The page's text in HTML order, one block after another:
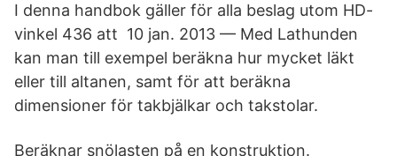
I denna handbok gäller för alla beslag utom HD-
vinkel 436 att 10 jan. 2013 — Med Lathunden
kan man till exempel beräkna hur mycket läkt
eller till altanen, samt för att beräkna
dimensioner för takbjälkar och takstolar.
Beräknar snölasten på en konstruktion.